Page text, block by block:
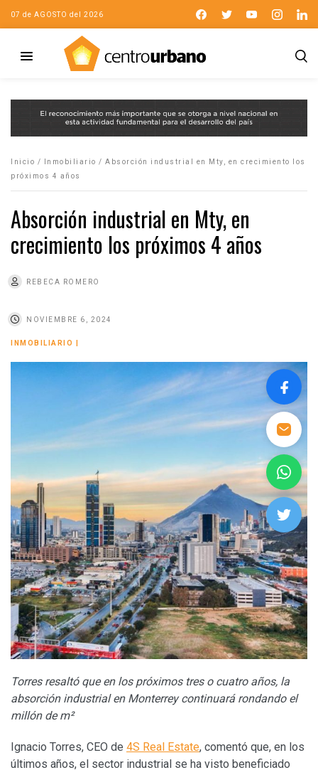
07 de AGOSTO del 2026
Inicio / Inmobiliario / Absorción industrial en Mty, en crecimiento los
próximos 4 años
Absorción industrial en Mty, en
crecimiento los próximos 4 años
REBECA ROMERO
NOVIEMBRE 6, 2024
INMOBILIARIO
Torres resaltó que en los próximos tres o cuatro años, la
absorción industrial en Monterrey continuará rondando el
millón de m²
Ignacio Torres, CEO de 4S Real Estate, comentó que, en los
últimos años, el sector industrial se ha visto beneficiado